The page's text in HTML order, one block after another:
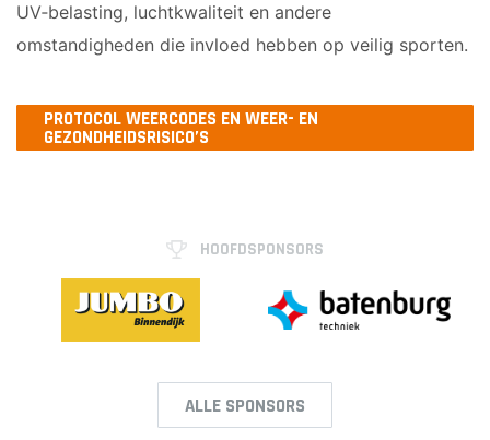
UV‑belasting, luchtkwaliteit en andere
omstandigheden die invloed hebben op veilig sporten.
PROTOCOL WEERCODES EN WEER- EN
GEZONDHEIDSRISICO’S
HOOFDSPONSORS
ALLE SPONSORS